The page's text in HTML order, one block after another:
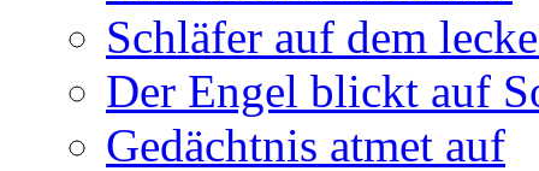
Schläfer auf dem
Der Engel blickt auf
Gedächtnis atmet auf